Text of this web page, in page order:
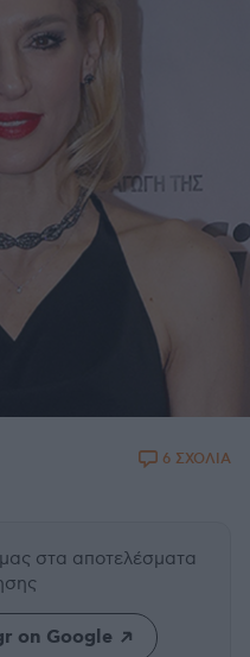
6 ΣΧΟΛΙΑ
στα αποτελέσματα
on Google